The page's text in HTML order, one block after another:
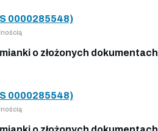
0000285548)
o złożonych dokumentach
0000285548)